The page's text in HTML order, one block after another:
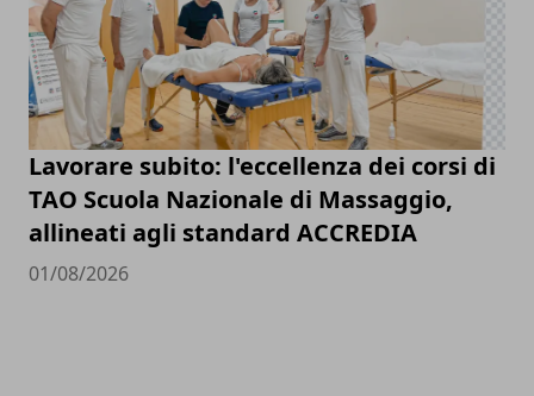
Lavorare subito: l'eccellenza dei corsi di
TAO Scuola Nazionale di Massaggio,
allineati agli standard ACCREDIA
01/08/2026